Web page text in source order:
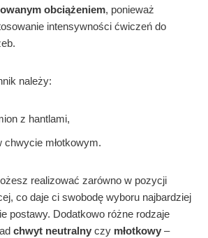
obciążeniem, ponieważ
intensywności ćwiczeń do
należy:
z hantlami,
chwycie młotkowym.
realizować zarówno w pozycji
co daje ci swobodę wyboru najbardziej
postawy. Dodatkowo różne rodzaje
chwyt neutralny czy młotkowy –